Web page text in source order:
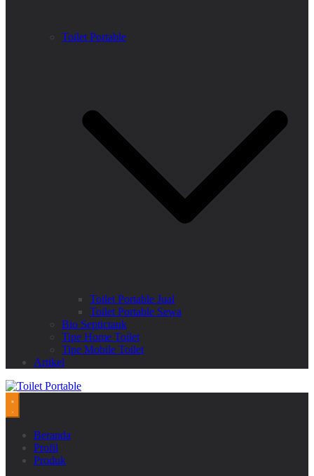
Toilet Portable
Toilet Portable Jual
Toilet Portable Sewa
Bio Septictank
Tipe Home Toilet
Tipe Mobile Toilet
Artikel
Beranda
Profil
Produk